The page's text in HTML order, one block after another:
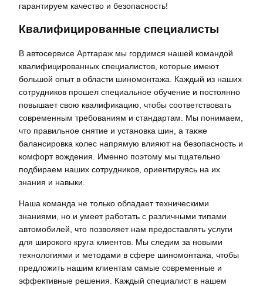
гарантируем качество и безопасность!
Квалифицированные специалисты
В автосервисе Артгараж мы гордимся нашей командой
квалифицированных специалистов, которые имеют
большой опыт в области шиномонтажа. Каждый из наших
сотрудников прошел специальное обучение и постоянно
повышает свою квалификацию, чтобы соответствовать
современным требованиям и стандартам. Мы понимаем,
что правильное снятие и установка шин, а также
балансировка колес напрямую влияют на безопасность и
комфорт вождения. Именно поэтому мы тщательно
подбираем наших сотрудников, ориентируясь на их
знания и навыки.
Наша команда не только обладает техническими
знаниями, но и умеет работать с различными типами
автомобилей, что позволяет нам предоставлять услуги
для широкого круга клиентов. Мы следим за новыми
технологиями и методами в сфере шиномонтажа, чтобы
предложить нашим клиентам самые современные и
эффективные решения. Каждый специалист в нашем